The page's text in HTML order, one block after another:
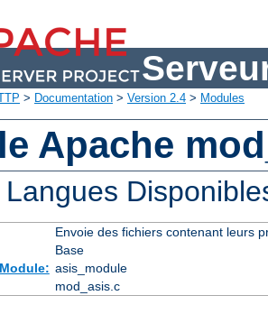
> Documentation > Version 2.4 > Modules
Apache
Langues
Envoie des fichiers contenant leurs
Base
asis_module
mod_asis.c